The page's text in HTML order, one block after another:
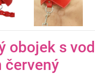
obojek s
červený